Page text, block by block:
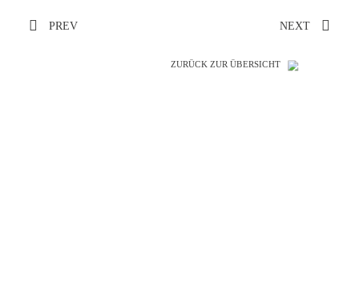
PREV NEXT
ZURÜCK ZUR ÜBERSICHT